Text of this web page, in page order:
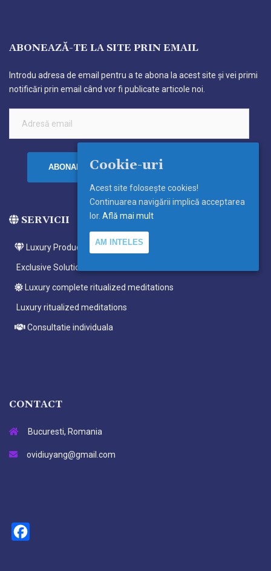
ABONEAZĂ-TE LA SITE PRIN EMAIL
Introdu adresa de email pentru a te abona la acest site și vei primi
notificări prin email când vor fi publicate articole noi.
email
ABONARE
SERVICII
Luxury Products
Exclusive Solutions
Luxury complete ritualized meditations
Luxury ritualized meditations
Consultatie individuala
CONTACT
Bucuresti, Romania
ovidiuyang@gmail.com
Cookie-uri
Acest site foloseşte cookies!
Continuarea navigării implică acceptarea
lor. Află mai mult
AM INTELES